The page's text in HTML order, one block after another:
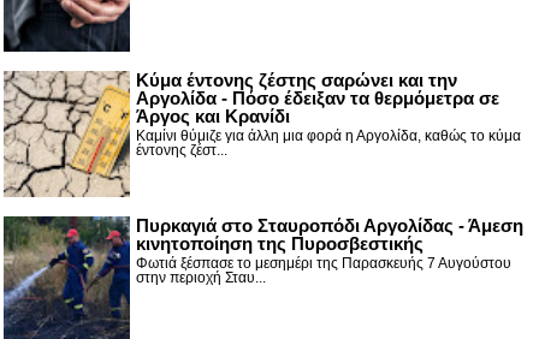
Κύμα έντονης ζέστης σαρώνει και την
Αργολίδα - Πόσο έδειξαν τα θερμόμετρα σε
Άργος και Κρανίδι
Καμίνι θύμιζε για άλλη μια φορά η Αργολίδα, καθώς το κύμα
έντονης ζέστ...
Πυρκαγιά στο Σταυροπόδι Αργολίδας - Άμεση
κινητοποίηση της Πυροσβεστικής
Φωτιά ξέσπασε το μεσημέρι της Παρασκευής 7 Αυγούστου
στην περιοχή Σταυ...